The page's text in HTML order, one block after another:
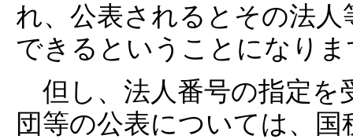
れ、公表されるとその法
できるということになりま
但し、法人番号の指定を
団等の公表については、